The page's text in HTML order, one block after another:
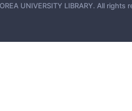
UNIVERSITY LIBRARY. All rights